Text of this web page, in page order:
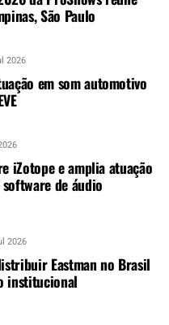
e baixo) powered
o consumidor a
cordas SG e de
SG
importa se você frita
e do cavaco ou
a viola. A SG tem o
uma máquina de
tinha a
São Paulo
2026
em som automotivo
iZotope e amplia atuação
de áudio
2026
Eastman no Brasil
institucional